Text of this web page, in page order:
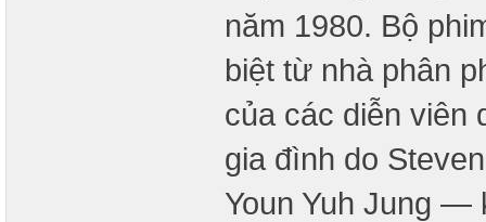
năm 1980. Bộ
biệt từ nhà phân
của các diễn viên
gia đình do
Youn Yuh Jung —